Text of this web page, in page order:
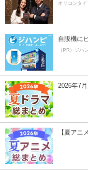
オリコンタ
自販機に
（PR）ジハ
2026年7
【夏アニ